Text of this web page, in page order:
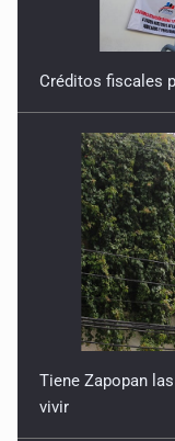
Créditos fiscales
Tiene Zapopan
vivir